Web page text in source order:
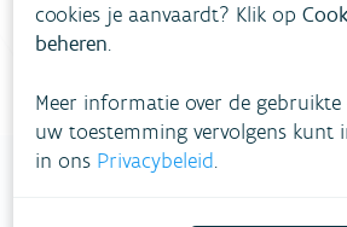
Bel gratis 1700
cookies je aanvaardt? Klik op
beheren.
Meer informatie over de gebruikte
uw toestemming vervolgens kunt
in ons Privacybeleid.